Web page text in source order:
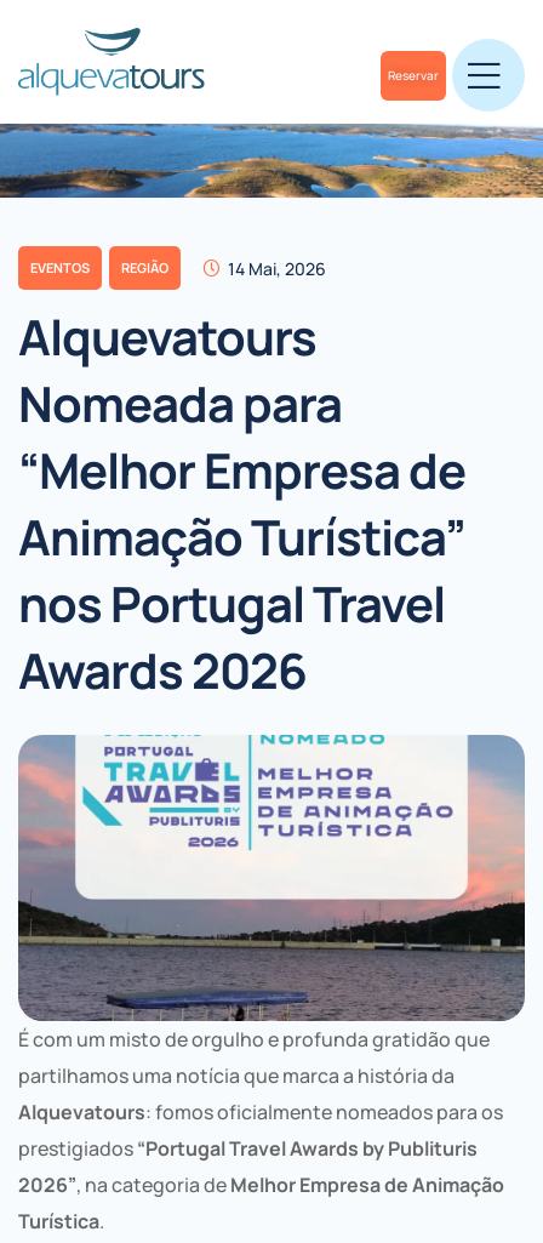
Reservar
EVENTOS REGIÃO 14 Mai, 2026
Alquevatours
Nomeada para
“Melhor Empresa de
Animação Turística”
nos Portugal Travel
Awards 2026
É com um misto de orgulho e profunda gratidão que
partilhamos uma notícia que marca a história da
Alquevatours: fomos oficialmente nomeados para os
prestigiados“Portugal Travel Awards by Publituris
2026”, na categoria deMelhor Empresa de Animação
Turística.